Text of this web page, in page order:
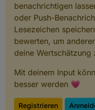
benachrichtigen
oder Push-
Lesezeichen
bewerten, um
deine Wertschätzung
Mit deinem Input
besser werden 💗
Registrieren